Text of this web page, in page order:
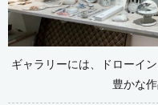
ギャラリーには、ドローイ
豊かな